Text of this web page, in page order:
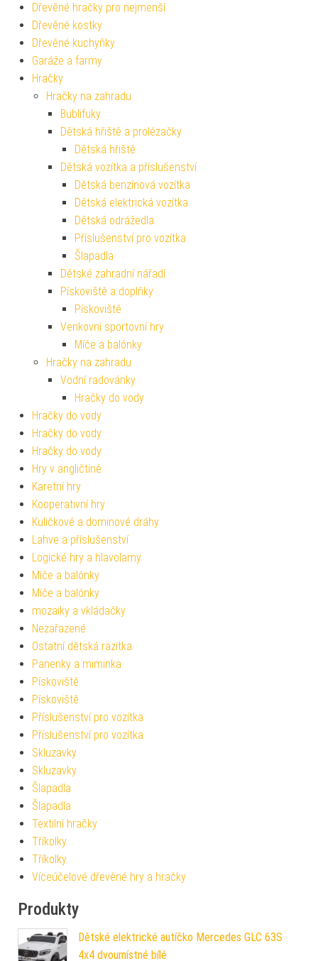
Dřevěné hračky pro nejmenší
Dřevěné kostky
Dřevěné kuchyňky
Garáže a farmy
Hračky
Hračky na zahradu
Bublifuky
Dětská hřiště a prolézačky
Dětská hřiště
Dětská vozítka a příslušenství
Dětská benzínová vozítka
Dětská elektrická vozítka
Dětská odrážedla
Příslušenství pro vozítka
Šlapadla
Dětské zahradní nářadí
Pískoviště a doplňky
Pískoviště
Venkovní sportovní hry
Míče a balónky
Hračky na zahradu
Vodní radovánky
Hračky do vody
Hračky do vody
Hračky do vody
Hračky do vody
Hry v angličtině
Karetní hry
Kooperativní hry
Kuličkové a dominové dráhy
Lahve a příslušenství
Logické hry a hlavolamy
Míče a balónky
Míče a balónky
mozaiky a vkládačky
Nezařazené
Ostatní dětská razítka
Panenky a miminka
Pískoviště
Pískoviště
Příslušenství pro vozítka
Příslušenství pro vozítka
Skluzavky
Skluzavky
Šlapadla
Šlapadla
Textilní hračky
Tříkolky
Tříkolky
Víceúčelové dřevěné hry a hračky
Produkty
Dětské elektrické autíčko Mercedes GLC 63S
4x4 dvoumístné bílé